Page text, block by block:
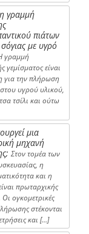
γραμμή
πιάτων
με υγρό
γραμμή
γεμίσματος είναι
για την πλήρωση
υγρού υλικού,
τσίλι και ούτω
μια
μηχανή
Στον τομέα των
η
και η
πρωταρχικής
ογκομετρικές
στέκονται
και […]